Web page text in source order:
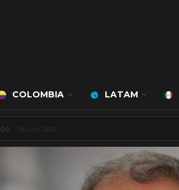
COLOMBIA LATAM
8 agosto, 2025